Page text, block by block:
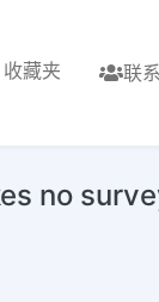
收藏夹 联
no